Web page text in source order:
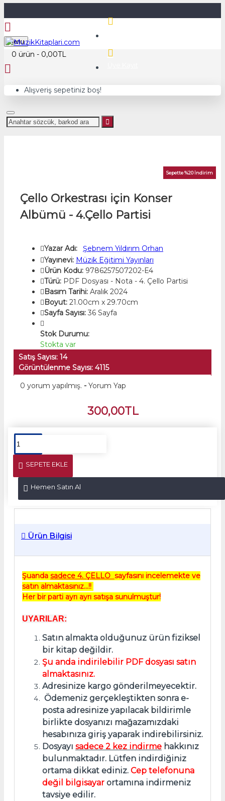
Menu
0 ürün - 0,00TL
Alışveriş sepetiniz boş!
Sepette %20 İndirim
Çello Orkestrası için Konser
Albümü - 4.Çello Partisi
Yazar Adı:
Şebnem Yıldırım Orhan
Yayınevi: Müzik Eğitimi Yayınları
Ürün Kodu: 9786257507202-E4
Türü: PDF Dosyası - Nota - 4. Çello Partisi
Basım Tarihi: Aralık 2024
Boyut: 21.00cm x 29.70cm
Sayfa Sayısı: 36 Sayfa
Stok Durumu:
Stokta var
Satış Sayısı: 14
Görüntülenme Sayısı: 4115
0 yorum yapılmış. - Yorum Yap
300,00TL
SEPETE EKLE
Hemen Satın Al
Ürün Bilgisi
Şuanda sadece 4. ÇELLO sayfasını incelemekte ve
satın almaktasınız...!!
Her bir parti ayrı ayrı satışa sunulmuştur!
UYARILAR:
Satın almakta olduğunuz ürün fiziksel
bir kitap değildir.
Şu anda indirilebilir PDF dosyası satın
almaktasınız.
Adresinize kargo gönderilmeyecektir.
Ödemeniz gerçekleştikten sonra e-
posta adresinize yapılacak bildirimle
birlikte dosyanızı mağazamızdaki
hesabınıza giriş yaparak indirebilirsiniz.
Dosyayı sadece 2 kez indirme hakkınız
bulunmaktadır. Lütfen indirdiğiniz
ortama dikkat ediniz. Cep telefonuna
değil bilgisayar ortamına indirmeniz
tavsiye edilir.